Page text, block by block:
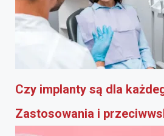
Czy implanty są dla
Zastosowania i